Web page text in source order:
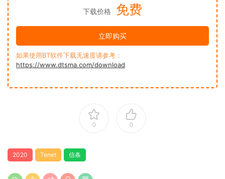
下载价格 免费
立即购买
如果使用BT软件下载无速度请参考：
https://www.dtsma.com/download
0 0
2020 Tenet 信条